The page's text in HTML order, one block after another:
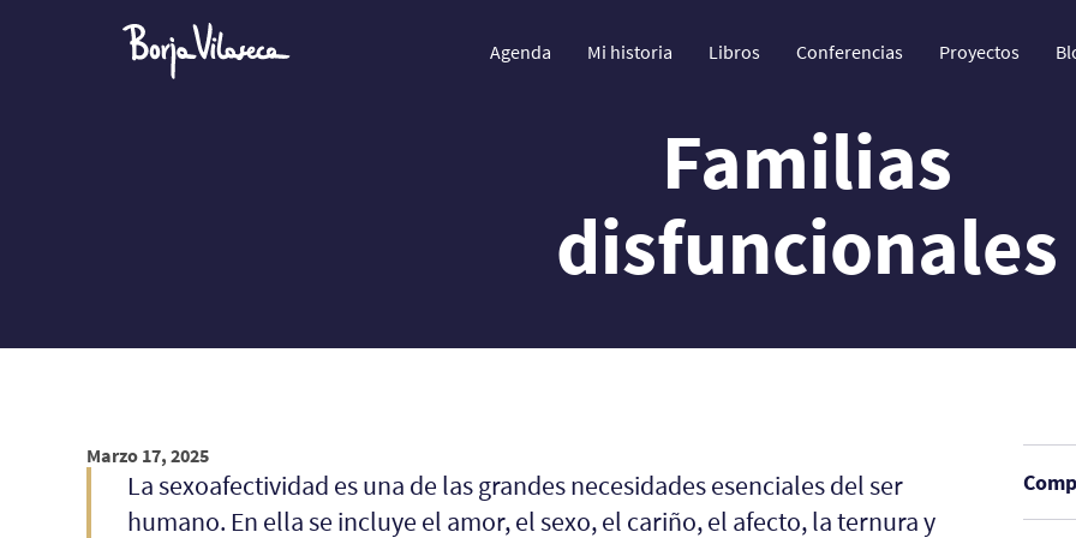
Agenda Mi historia Libros Conferencias Proyectos
Familias
disfuncionales
Marzo 17, 2025
La sexoafectividad es una de las grandes necesidades esenciales del ser
humano. En ella se incluye el amor, el sexo, el cariño, el afecto, la ternura y